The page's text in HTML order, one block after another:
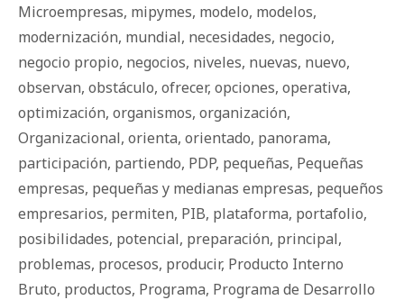
Microempresas, mipymes, modelo, modelos,
modernización, mundial, necesidades, negocio,
negocio propio, negocios, niveles, nuevas, nuevo,
observan, obstáculo, ofrecer, opciones, operativa,
optimización, organismos, organización,
Organizacional, orienta, orientado, panorama,
participación, partiendo, PDP, pequeñas, Pequeñas
empresas, pequeñas y medianas empresas, pequeños
empresarios, permiten, PIB, plataforma, portafolio,
posibilidades, potencial, preparación, principal,
problemas, procesos, producir, Producto Interno
Bruto, productos, Programa, Programa de Desarrollo